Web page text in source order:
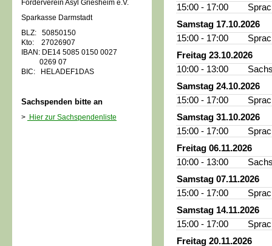
Förderverein Asyl Griesheim e.V.
Sparkasse Darmstadt
BLZ: 50850150
Kto: 27026907
IBAN: DE14 5085 0150 0027
0269 07
BIC: HELADEF1DAS
Sachspenden bitte an
> Hier zur Sachspendenliste
15:00 - 17:00
Samstag 17.10.2026
15:00 - 17:00
Freitag 23.10.2026
10:00 - 13:00
Samstag 24.10.2026
15:00 - 17:00
Samstag 31.10.2026
15:00 - 17:00
Freitag 06.11.2026
10:00 - 13:00
Samstag 07.11.2026
15:00 - 17:00
Samstag 14.11.2026
15:00 - 17:00
Freitag 20.11.2026